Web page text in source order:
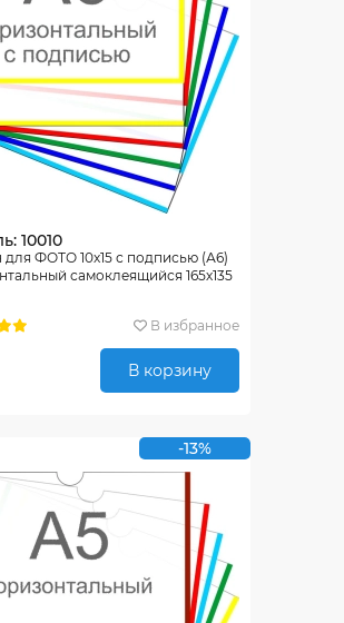
10010
для ФОТО 10х15 с подписью (А6)
самоклеящийся 165х135
В избранное
В корзину
-13%